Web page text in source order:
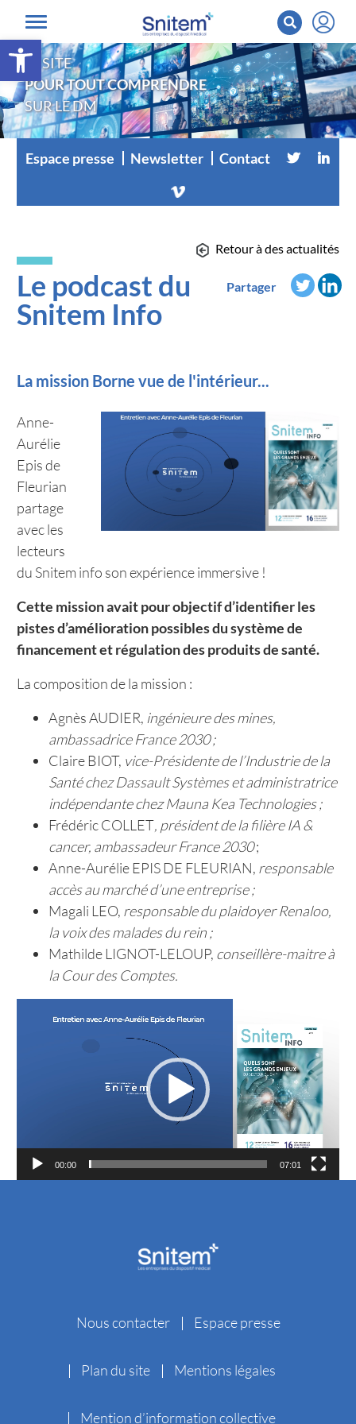
Ouvrir la barre d’outils
LE SITE
POUR TOUT COMPRENDRE
SUR LE DM
Espace presse Newsletter Contact
Le podcast du
Snitem Info
Retour à des actualités
Partager
La mission Borne vue de l'intérieur...
Anne-
Aurélie
Epis de
Fleurian
partage
avec les
lecteurs
du Snitem info son expérience immersive !
Cette mission avait pour objectif d’identifier les
pistes d’amélioration possibles du système de
financement et régulation des produits de santé.
La composition de la mission :
Agnès AUDIER, ingénieure des mines,
ambassadrice France 2030 ;
Claire BIOT, vice-Présidente de l’Industrie de la
Santé chez Dassault Systèmes et administratrice
indépendante chez Mauna Kea Technologies ;
Frédéric COLLET, président de la filière IA &
cancer, ambassadeur France 2030;
Anne-Aurélie EPIS DE FLEURIAN, responsable
accès au marché d’une entreprise ;
Magali LEO, responsable du plaidoyer Renaloo,
la voix des malades du rein ;
Mathilde LIGNOT-LELOUP, conseillère-maitre à
la Cour des Comptes.
00:00 07:01
Nous contacter Espace presse
Plan du site Mentions légales
Mention d’information collective